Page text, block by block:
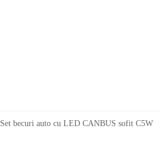
Set becuri auto cu LED CANBUS sofit C5W